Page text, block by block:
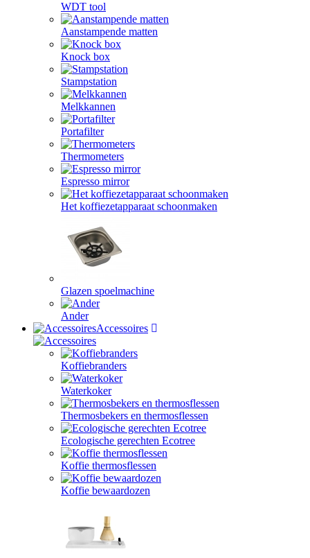
WDT tool
Aanstampende matten
Knock box
Stampstation
Melkkannen
Portafilter
Thermometers
Espresso mirror
Het koffiezetapparaat schoonmaken
Glazen spoelmachine
Ander
Accessoires
Koffiebranders
Waterkoker
Thermosbekers en thermosflessen
Ecologische gerechten Ecotree
Koffie thermosflessen
Koffie bewaardozen